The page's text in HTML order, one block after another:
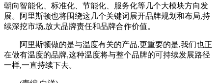
朝向智能化、标准化、节能化、服务化等几个大模块方向发
展。阿里斯顿也将围绕这几个关键词展开品牌规划和布局,持
续深挖市场,放大品牌责任和品牌合作价值。
阿里斯顿做的是与温度有关的产品,更重要的是,我们也正
在做有温度的品牌,这种温度将与整个品牌的可持续发展路径
一样,一直持续下去。